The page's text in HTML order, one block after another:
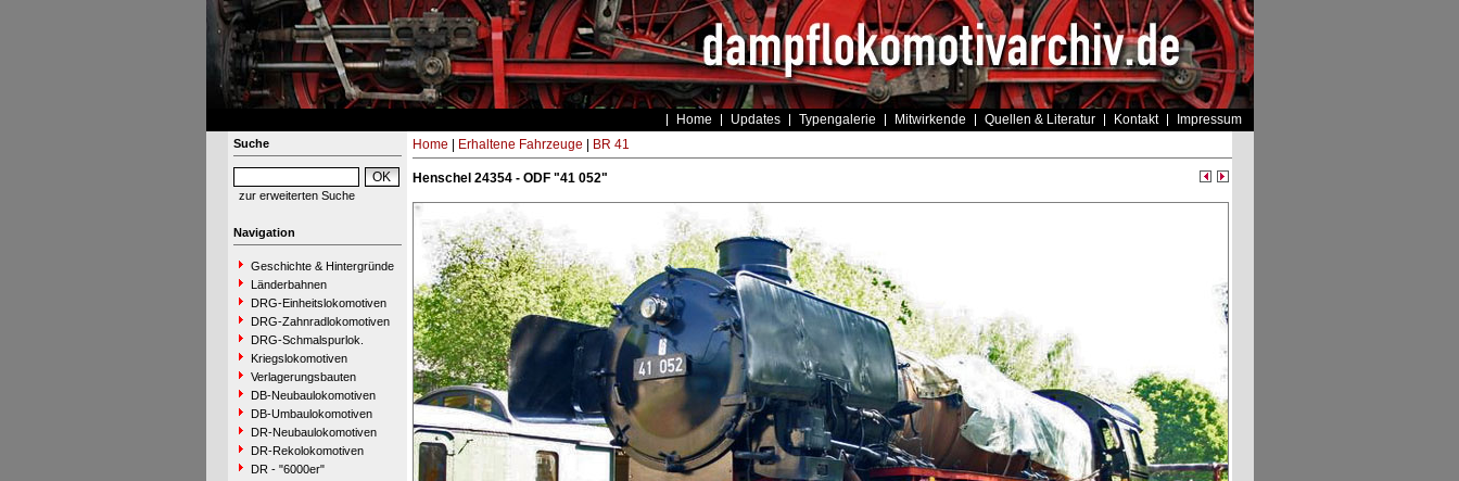
Home Updates Typengalerie Mitwirkende Quellen & Literatur Kontakt Impressum
Suche
zur erweiterten Suche
Navigation
Geschichte & Hintergründe
Länderbahnen
DRG-Einheitslokomotiven
DRG-Zahnradlokomotiven
DRG-Schmalspurlok.
Kriegslokomotiven
Verlagerungsbauten
DB-Neubaulokomotiven
DB-Umbaulokomotiven
DR-Neubaulokomotiven
DR-Rekolokomotiven
DR - "6000er"
Home Erhaltene Fahrzeuge BR 41
Henschel 24354 - ODF "41 052"